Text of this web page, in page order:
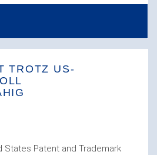
TROTZ US-
States Patent and Trademark